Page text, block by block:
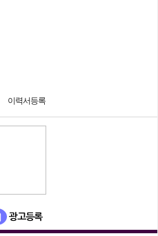
이력서등록
광고등록